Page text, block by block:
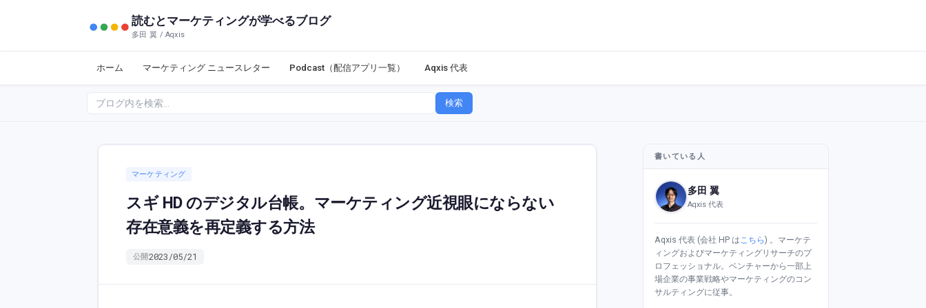
読むとマーケティングが学べるブログ
多田 翼 / Aqxis
ホーム マーケティング ニュースレター Podcast（配信アプリ一覧） Aqxis 代表
検索
マーケティング
スギ HD のデジタル台帳。マーケティング近視眼にならない
存在意義を再定義する方法
公開2023/05/21
書いている人
多田 翼
Aqxis 代表
Aqxis 代表 (会社 HP はこちら) 。マーケテ
ィングおよびマーケティングリサーチのプ
ロフェッショナル。ベンチャーから一部上
場企業の事業戦略やマーケティングのコン
サルティングに従事。